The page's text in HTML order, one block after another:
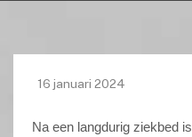
16 januari 2024
Na een langdurig ziekbed is